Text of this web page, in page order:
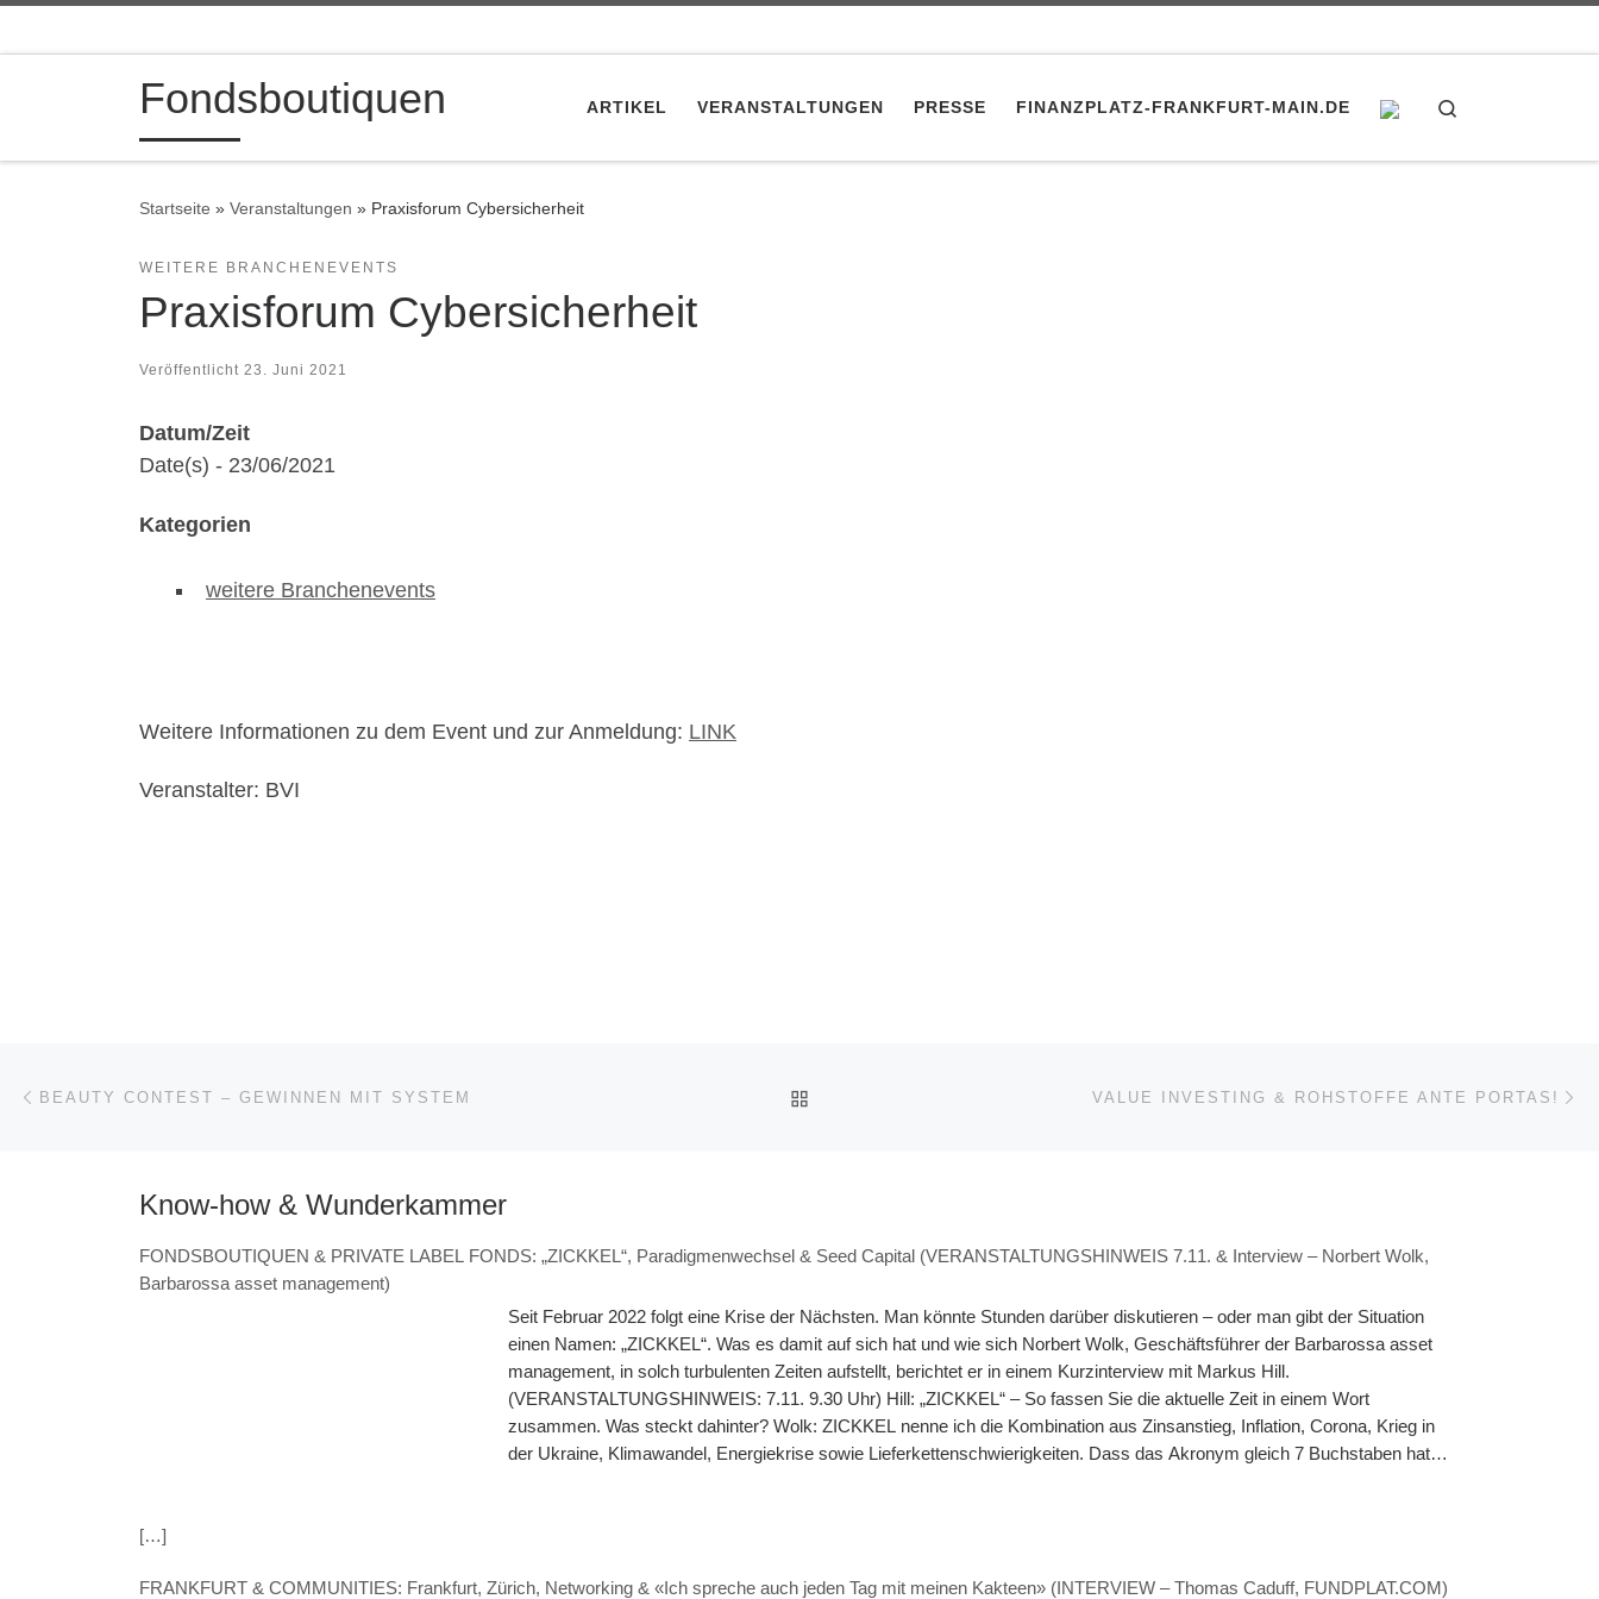
Fondsboutiquen ARTIKEL VERANSTALTUNGEN PRESSE FINANZPLATZ-FRANKFURT-MAIN.DE
Startseite » Veranstaltungen » Praxisforum Cybersicherheit
WEITERE BRANCHENEVENTS
Praxisforum Cybersicherheit
Veröffentlicht 23. Juni 2021
Datum/Zeit
Date(s) - 23/06/2021
Kategorien
weitere Branchenevents
Weitere Informationen zu dem Event und zur Anmeldung: LINK
Veranstalter: BVI
Beitragsnavigation
BEAUTY CONTEST – GEWINNEN MIT SYSTEM ZURÜCK ZUR BEITRAGSLISTEVALUE INVESTING & ROHSTOFFE ANTE PORTAS!
Know-how & Wunderkammer
FONDSBOUTIQUEN & PRIVATE LABEL FONDS: „ZICKKEL“, Paradigmenwechsel & Seed Capital (VERANSTALTUNGSHINWEIS 7.11. & Interview – Norbert Wolk,
Barbarossa asset management)
Seit Februar 2022 folgt eine Krise der Nächsten. Man könnte Stunden darüber diskutieren – oder man gibt der Situation
einen Namen: „ZICKKEL“. Was es damit auf sich hat und wie sich Norbert Wolk, Geschäftsführer der Barbarossa asset
management, in solch turbulenten Zeiten aufstellt, berichtet er in einem Kurzinterview mit Markus Hill.
(VERANSTALTUNGSHINWEIS: 7.11. 9.30 Uhr) Hill: „ZICKKEL“ – So fassen Sie die aktuelle Zeit in einem Wort
zusammen. Was steckt dahinter? Wolk: ZICKKEL nenne ich die Kombination aus Zinsanstieg, Inflation, Corona, Krieg in
der Ukraine, Klimawandel, Energiekrise sowie Lieferkettenschwierigkeiten. Dass das Akronym gleich 7 Buchstaben hat
und was sind Ihre Wünsche für die nächsten 1,5 Jahre? Wolk: Ganz am Anfang hatten wir vor allem mit logistischen
[…]
FRANKFURT & COMMUNITIES: Frankfurt, Zürich, Networking & «Ich spreche auch jeden Tag mit meinen Kakteen» (INTERVIEW – Thomas Caduff, FUNDPLAT.COM)